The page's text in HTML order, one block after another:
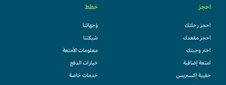
احجز
احجز رحلتك
احجز مقعدك
اختر وجبتك
امتعة إضافية
حقيبة إكسبريس
خطط
وُجهاتنا
شبكتنا
معلومات الأمتعة
خيارات الدفع
خدمات خاصة